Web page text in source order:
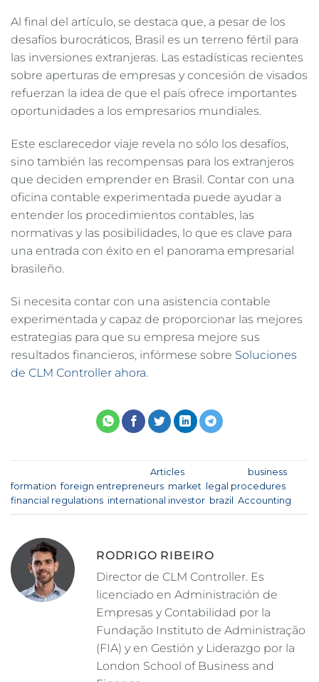
Al final del artículo, se destaca que, a pesar de los
desafíos burocráticos, Brasil es un terreno fértil para
las inversiones extranjeras. Las estadísticas recientes
sobre aperturas de empresas y concesión de visados
refuerzan la idea de que el país ofrece importantes
oportunidades a los empresarios mundiales.
Este esclarecedor viaje revela no sólo los desafíos,
sino también las recompensas para los extranjeros
que deciden emprender en Brasil. Contar con una
oficina contable experimentada puede ayudar a
entender los procedimientos contables, las
normativas y las posibilidades, lo que es clave para
una entrada con éxito en el panorama empresarial
brasileño.
Si necesita contar con una asistencia contable
experimentada y capaz de proporcionar las mejores
estrategias para que su empresa mejore sus
resultados financieros, infórmese sobre Soluciones
de CLM Controller ahora.
Articles
business
formation ,foreign entrepreneurs market legal procedures
financial regulations international investor brazil Accounting
RODRIGO RIBEIRO
Director de CLM Controller. Es
licenciado en Administración de
Empresas y Contabilidad por la
Fundação Instituto de Administração
(FIA) y en Gestión y Liderazgo por la
London School of Business and